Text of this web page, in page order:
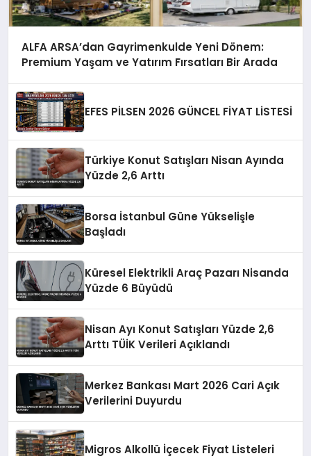
ALFA ARSA’dan Gayrimenkulde Yeni Dönem:
Premium Yaşam ve Yatırım Fırsatları Bir Arada
EFES PİLSEN 2026 GÜNCEL FİYAT LİSTESİ
Türkiye Konut Satışları Nisan Ayında
Yüzde 2,6 Arttı
Borsa İstanbul Güne Yükselişle
Başladı
Küresel Elektrikli Araç Pazarı Nisanda
Yüzde 6 Büyüdü
Nisan Ayı Konut Satışları Yüzde 2,6
Arttı TÜİK Verileri Açıklandı
Merkez Bankası Mart 2026 Cari Açık
Verilerini Duyurdu
Migros Alkollü İçecek Fiyat Listeleri